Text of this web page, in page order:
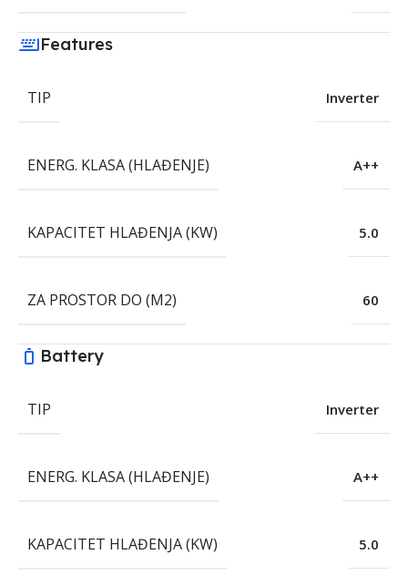
Features
TIP Inverter
ENERG. KLASA (HLAĐENJE) A++
KAPACITET HLAĐENJA (KW) 5.0
ZA PROSTOR DO (M2) 60
Battery
TIP Inverter
ENERG. KLASA (HLAĐENJE) A++
KAPACITET HLAĐENJA (KW) 5.0